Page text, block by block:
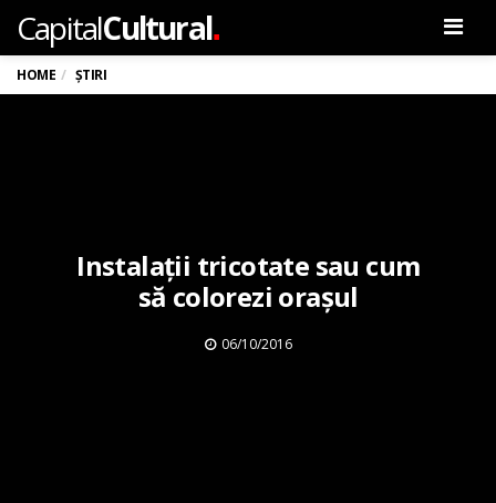
CapitalCultural.
HOME ȘTIRI
Instalații tricotate sau cum
să colorezi orașul
06/10/2016